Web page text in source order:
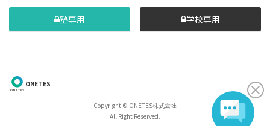
塾専用 学校専用
ONETES
Copyright © ONETES株式会社
All Right Reserved.